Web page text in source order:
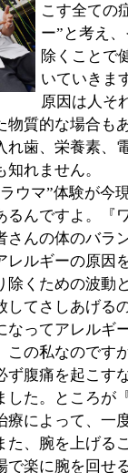
がいらっしゃるかも知れ
りに壁を作ってしまう
しまうこともあるので
まず体験していただくこ
らしさを正しくお伝えし
役割なのではないか、と
ージをお願いしま
神的な対応もできる治療
事がしたい、と考えるな
ム』に出会いました。笑
帰りいただくために。患
て、体の痛みや心の痛み
すお手伝いをして行きた
ものです。
がございます事をご了承
このページの先頭へ
間 墨田区時間